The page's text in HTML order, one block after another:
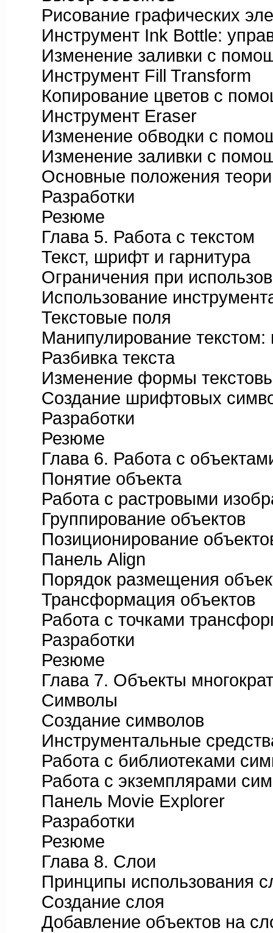
Рисование графических
Инструмент Ink Bottle:
Изменение заливки с
Инструмент Fill Transform
Копирование цветов с
Инструмент Eraser
Изменение обводки с
Изменение заливки с
Основные положения
Разработки
Резюме
Глава 5. Работа с текстом
Текст, шрифт и гарнитура
Ограничения при
Использование
Текстовые поля
Манипулирование текстом:
Разбивка текста
Изменение формы
Создание шрифтовых
Разработки
Резюме
Глава 6. Работа с
Понятие объекта
Работа с растровыми
Группирование объектов
Позиционирование
Панель Align
Порядок размещения
Трансформация объектов
Работа с точками
Разработки
Резюме
Глава 7. Объекты
Символы
Создание символов
Инструментальные
Работа с библиотеками
Работа с экземплярами
Панель Movie Explorer
Разработки
Резюме
Глава 8. Слои
Принципы использования
Создание слоя
Добавление объектов на